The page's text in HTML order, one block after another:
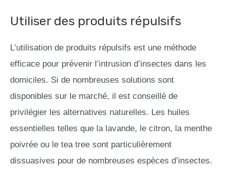
Utiliser des produits répulsifs
L’utilisation de produits répulsifs est une méthode
efficace pour prévenir l’intrusion d’insectes dans les
domiciles. Si de nombreuses solutions sont
disponibles sur le marché, il est conseillé de
privilégier les alternatives naturelles. Les huiles
essentielles telles que la lavande, le citron, la menthe
poivrée ou le tea tree sont particulièrement
dissuasives pour de nombreuses espèces d’insectes.